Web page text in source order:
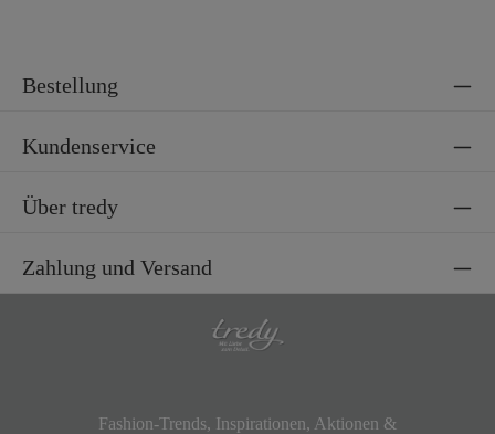
Bestellung
Kundenservice
Über tredy
Zahlung und Versand
Fashion-Trends, Inspirationen, Aktionen &